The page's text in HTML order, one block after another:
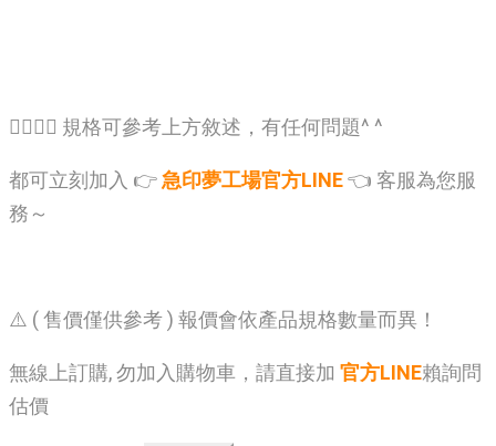
🙋‍♂️🙋‍♂️ 規格可參考上方敘述，有任何問題^ ^
都可立刻加入 👉急印夢工場官方LINE👈 客服為您服
務～
⚠️ ( 售價僅供參考 ) 報價會依產品規格數量而異！
無線上訂購, 勿加入購物車，請直接加 官方LINE賴詢問
估價